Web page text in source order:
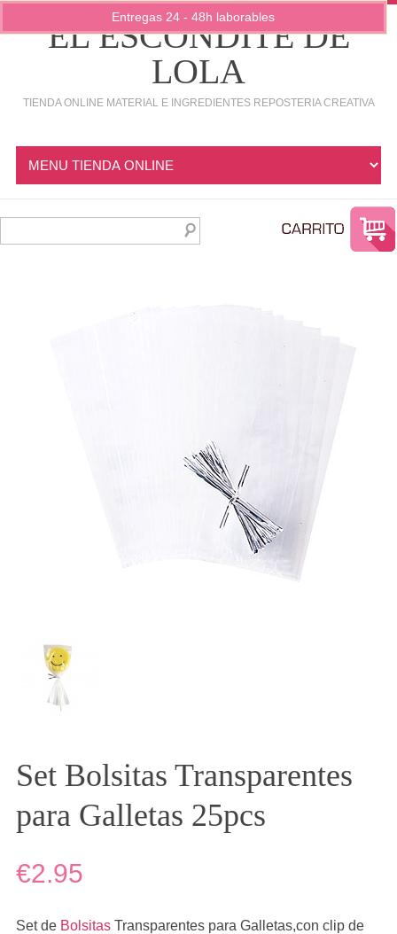
EL ESCONDITE DE
LOLA
TIENDA ONLINE MATERIAL E INGREDIENTES REPOSTERIA CREATIVA
Set Bolsitas Transparentes
para Galletas 25pcs
€2.95
Set de BolsitasTransparentes para Galletas,con clip de
Entregas 24 - 48h laborables